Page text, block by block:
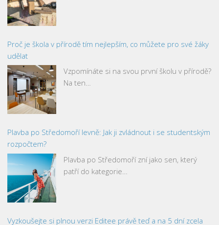
Proč je škola v přírodě tím nejlepším, co můžete pro své žáky
udělat
Vzpomínáte si na svou první školu v přírodě?
Na ten…
Plavba po Středomoří levně: Jak ji zvládnout i se studentským
rozpočtem?
Plavba po Středomoří zní jako sen, který
patří do kategorie…
Vyzkoušejte si plnou verzi Editee právě teď a na 5 dní zcela